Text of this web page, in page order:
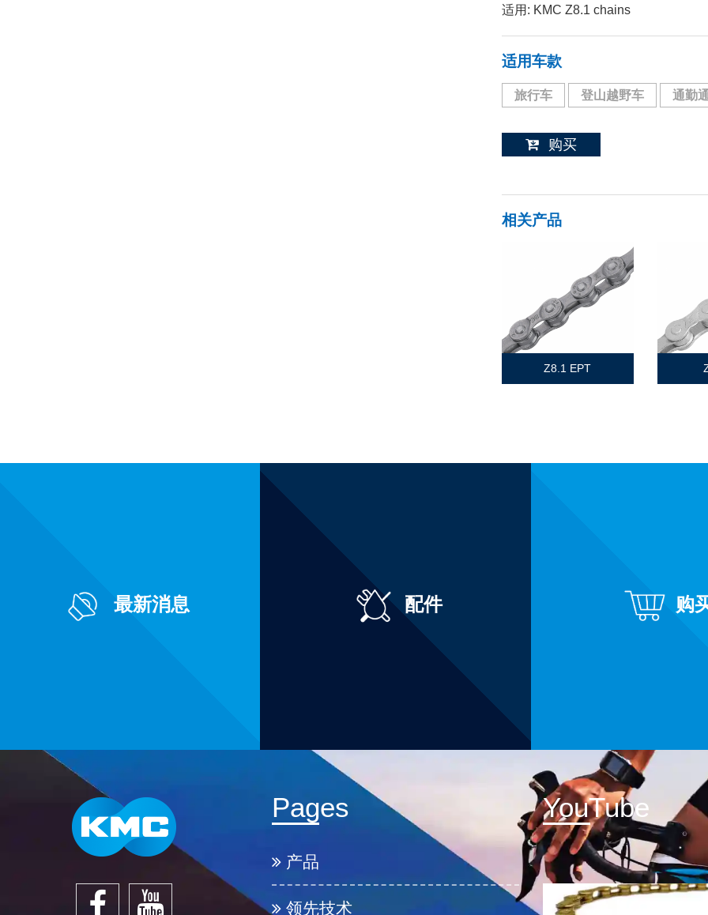
适用: KMC Z8.1 chains
适用车款
旅行车 登山越野车 通勤
购买
相关产品
Z8.1 EPT
最新消息 配件 购
Pages
产品
领先技术
YouTube